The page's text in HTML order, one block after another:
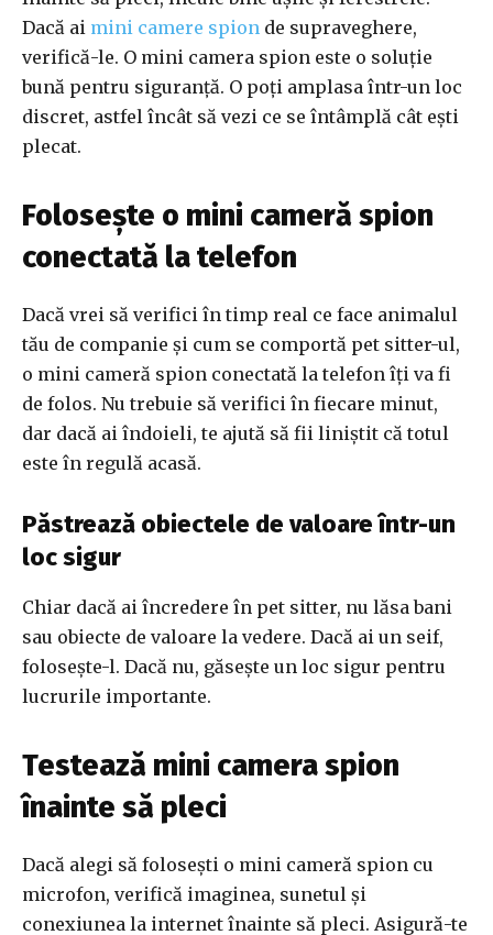
Dacă ai mini camere spion de supraveghere,
verifică-le. O mini camera spion este o soluție
bună pentru siguranță. O poți amplasa într-un loc
discret, astfel încât să vezi ce se întâmplă cât ești
plecat.
Folosește o mini cameră spion
conectată la telefon
Dacă vrei să verifici în timp real ce face animalul
tău de companie și cum se comportă pet sitter-ul,
o mini cameră spion conectată la telefon îți va fi
de folos. Nu trebuie să verifici în fiecare minut,
dar dacă ai îndoieli, te ajută să fii liniștit că totul
este în regulă acasă.
Păstrează obiectele de valoare într-un
loc sigur
Chiar dacă ai încredere în pet sitter, nu lăsa bani
sau obiecte de valoare la vedere. Dacă ai un seif,
folosește-l. Dacă nu, găsește un loc sigur pentru
lucrurile importante.
Testează mini camera spion
înainte să pleci
Dacă alegi să folosești o mini cameră spion cu
microfon, verifică imaginea, sunetul și
conexiunea la internet înainte să pleci. Asigură-te